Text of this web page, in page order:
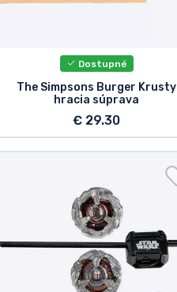
Dostupné
The Simpsons Burger Krusty
hracia súprava
€ 29.30